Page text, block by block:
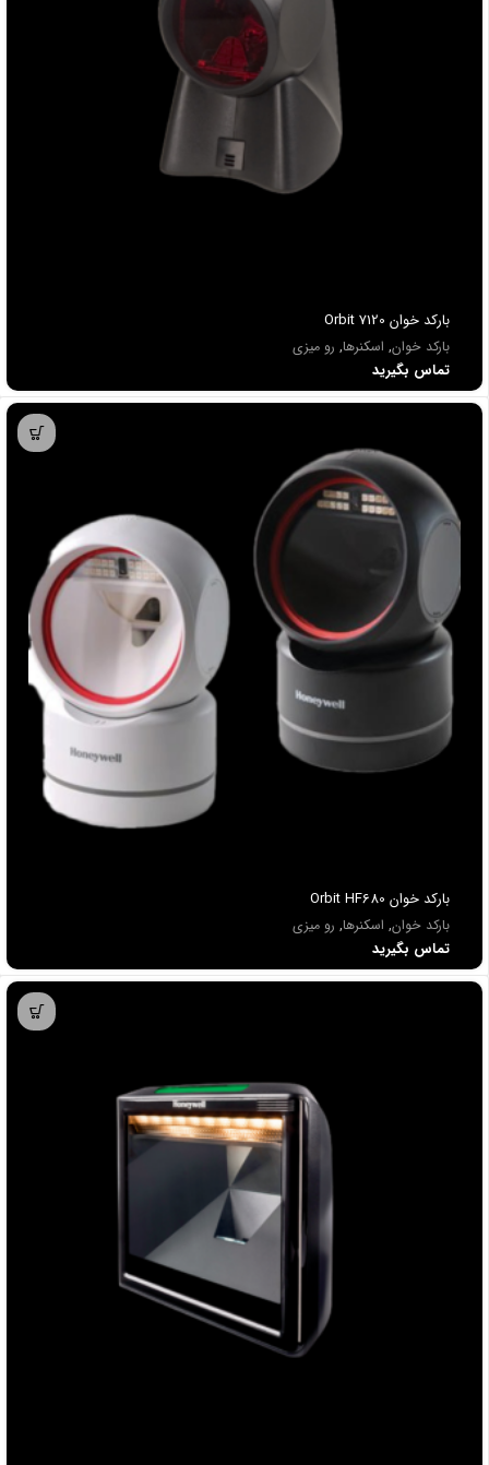
باركد خوان Orbit 7120
بارکد خوان, اسکنرها, رو میزی
تماس بگیرید
باركد خوان Orbit HF680
بارکد خوان, اسکنرها, رو میزی
تماس بگیرید